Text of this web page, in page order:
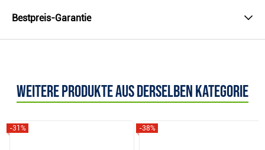
Bestpreis-Garantie
Weitere Produkte aus derselben Kategorie
-31% -38%